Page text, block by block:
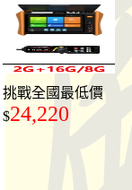
挑戰全國最低價
$24,220